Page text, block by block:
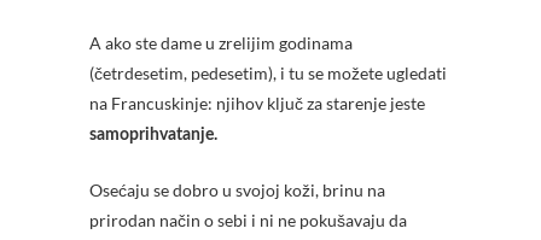
A ako ste dame u zrelijim godinama
(četrdesetim, pedesetim), i tu se možete ugledati
na Francuskinje: njihov ključ za starenje jeste
samoprihvatanje.
Osećaju se dobro u svojoj koži, brinu na
prirodan način o sebi i ni ne pokušavaju da